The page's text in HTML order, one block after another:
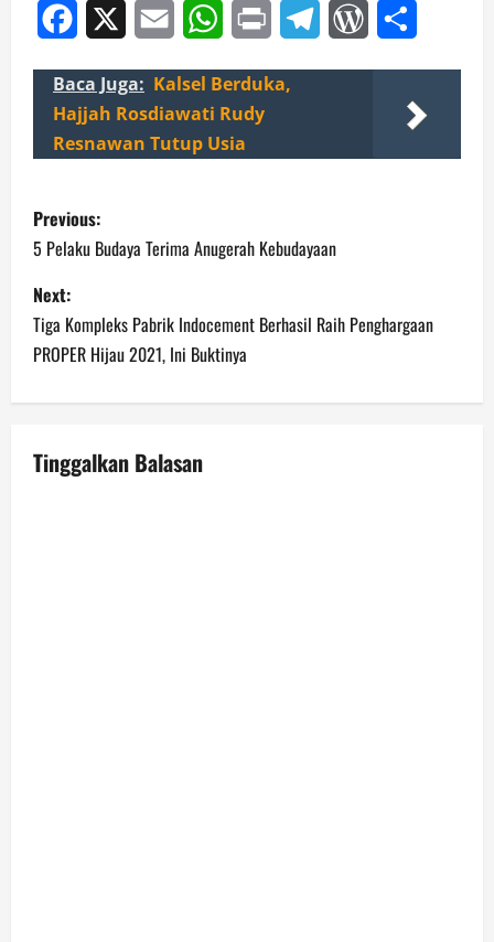
Facebook Email WhatsApp
Print TelegramWordPress
Baca Juga: Kalsel Berduka,
Hajjah Rosdiawati Rudy
Resnawan Tutup Usia
P
o
s
t
n
a
v
Previous:
5 Pelaku Budaya Terima Anugerah Kebudayaan
Next:
Tiga Kompleks Pabrik Indocement Berhasil Raih Penghargaan
PROPER Hijau 2021, Ini Buktinya
Tinggalkan Balasan